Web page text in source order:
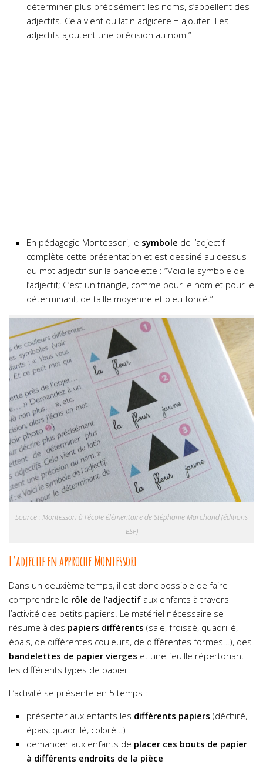
déterminer plus précisément les noms, s’appellent des
adjectifs. Cela vient du latin adgicere = ajouter. Les
adjectifs ajoutent une précision au nom.”
En pédagogie Montessori, le symbole de l’adjectif
complète cette présentation et est dessiné au dessus
du mot adjectif sur la bandelette : “Voici le symbole de
l’adjectif; C’est un triangle, comme pour le nom et pour le
déterminant, de taille moyenne et bleu foncé.”
Source : Montessori à l’école élémentaire de Stéphanie Marchand (éditions
ESF)
L’adjectif en approche Montessori
Dans un deuxième temps, il est donc possible de faire
comprendre le rôle de l’adjectif aux enfants à travers
l’activité des petits papiers. Le matériel nécessaire se
résume à des papiers différents (sale, froissé, quadrillé,
épais, de différentes couleurs, de différentes formes…), des
bandelettes de papier vierges et une feuille répertoriant
les différents types de papier.
L’activité se présente en 5 temps :
présenter aux enfants les différents papiers (déchiré,
épais, quadrillé, coloré…)
demander aux enfants de placer ces bouts de papier
à différents endroits de la pièce